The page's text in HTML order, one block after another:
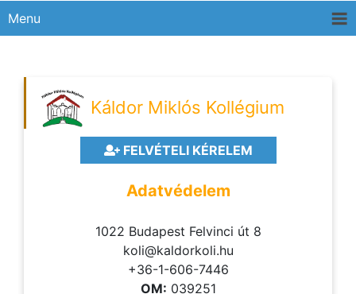
Menu
Káldor Miklós Kollégium
FELVÉTELI KÉRELEM
Adatvédelem
1022 Budapest Felvinci út 8
koli@kaldorkoli.hu
+36-1-606-7446
OM: 039251